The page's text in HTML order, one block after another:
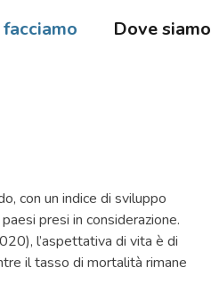
facciamo Dove siamo
con un indice di sviluppo
presi in considerazione.
l’aspettativa di vita è di
il tasso di mortalità rimane